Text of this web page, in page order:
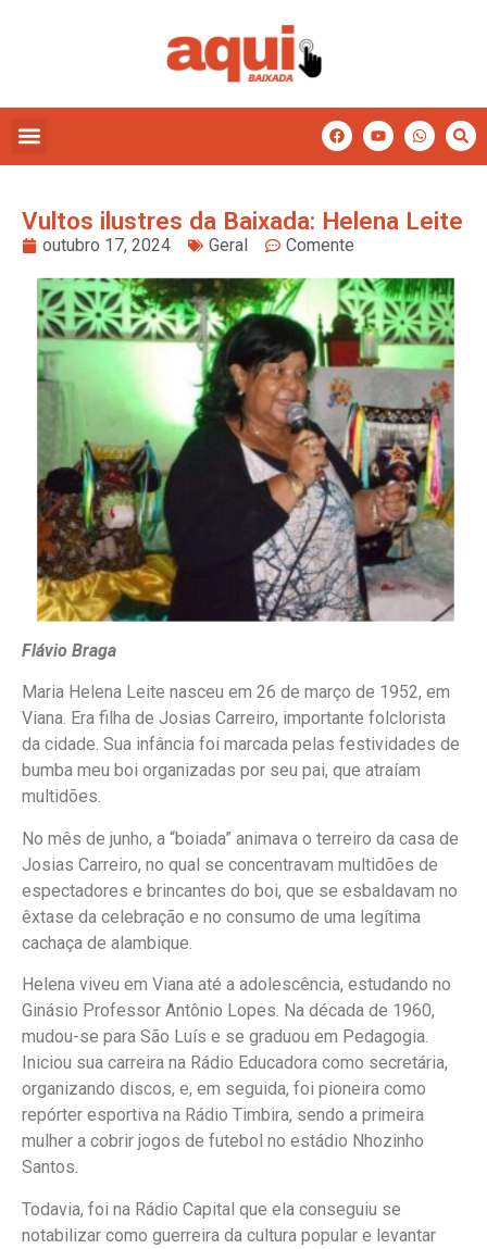
Vultos ilustres da Baixada: Helena Leite
outubro 17, 2024 Geral Comente
Flávio Braga
Maria Helena Leite nasceu em 26 de março de 1952, em
Viana. Era filha de Josias Carreiro, importante folclorista
da cidade. Sua infância foi marcada pelas festividades de
bumba meu boi organizadas por seu pai, que atraíam
multidões.
No mês de junho, a “boiada” animava o terreiro da casa de
Josias Carreiro, no qual se concentravam multidões de
espectadores e brincantes do boi, que se esbaldavam no
êxtase da celebração e no consumo de uma legítima
cachaça de alambique.
Helena viveu em Viana até a adolescência, estudando no
Ginásio Professor Antônio Lopes. Na década de 1960,
mudou-se para São Luís e se graduou em Pedagogia.
Iniciou sua carreira na Rádio Educadora como secretária,
organizando discos, e, em seguida, foi pioneira como
repórter esportiva na Rádio Timbira, sendo a primeira
mulher a cobrir jogos de futebol no estádio Nhozinho
Santos.
Todavia, foi na Rádio Capital que ela conseguiu se
notabilizar como guerreira da cultura popular e levantar